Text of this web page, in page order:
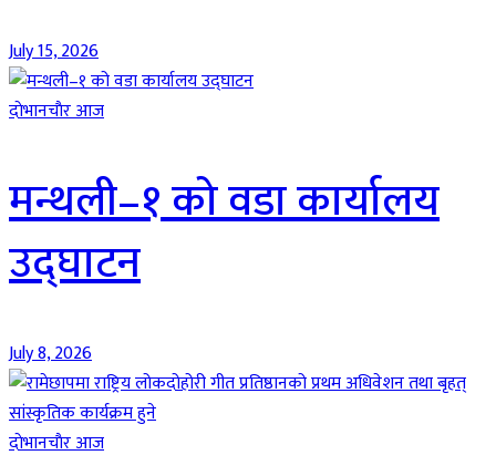
July 15, 2026
दाेभानचाैर आज
मन्थली–१ को वडा कार्यालय
उद्घाटन
July 8, 2026
दाेभानचाैर आज